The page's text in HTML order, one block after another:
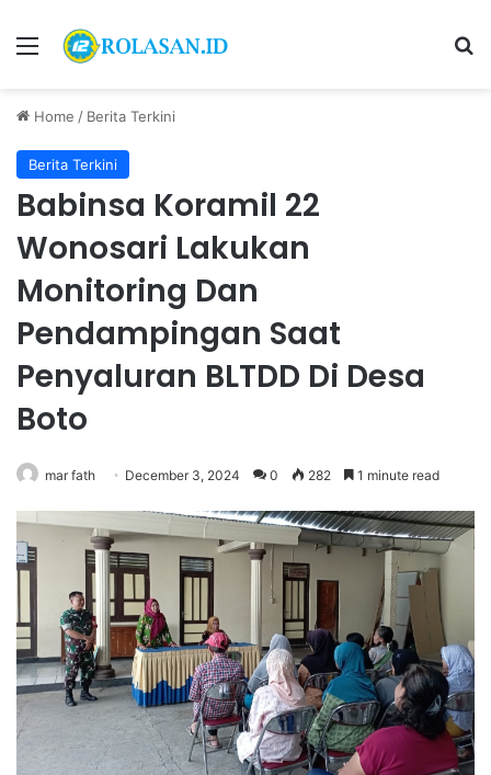
Menu
Home / Berita Terkini
Berita Terkini
Babinsa Koramil 22
Wonosari Lakukan
Monitoring Dan
Pendampingan Saat
Penyaluran BLTDD Di Desa
Boto
mar fath December 3, 2024 0 282 1 minute read